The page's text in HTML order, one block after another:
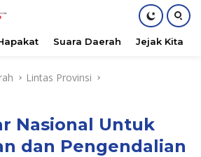
Suara Daerah Jejak Kita
Lintas Provinsi
Nasional Untuk
dan Pengendalian